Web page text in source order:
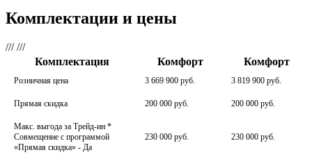
Комплектации и цены
/// ///
Комплектация
Комфорт Комфорт
Розничная цена 3 669 900 руб. 3 819 900 руб.
Прямая скидка 200 000 руб. 200 000 руб.
Макс. выгода за Трейд-ин *
Совмещение с программой
«Прямая скидка» - Да
230 000 руб. 230 000 руб.